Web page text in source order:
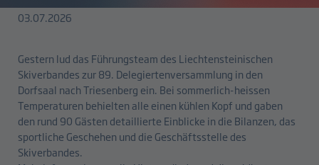
03.07.2026
Gestern lud das Führungsteam des Liechtensteinischen
Skiverbandes zur 89. Delegiertenversammlung in den
Dorfsaal nach Triesenberg ein. Bei sommerlich-heissen
Temperaturen behielten alle einen kühlen Kopf und gaben
den rund 90 Gästen detaillierte Einblicke in die Bilanzen, das
sportliche Geschehen und die Geschäftsstelle des
Skiverbandes.